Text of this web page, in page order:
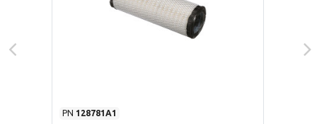
PN 128781A1